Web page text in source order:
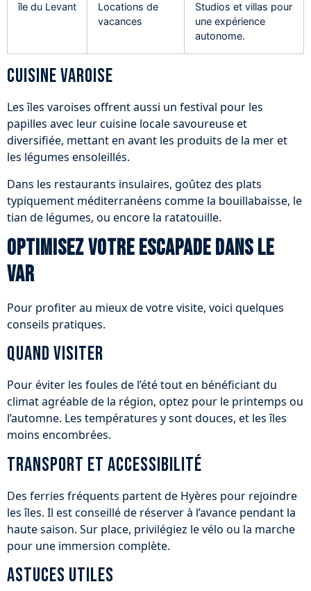
île du Levant
Locations de
vacances
Studios et villas pour
une expérience
autonome.
Cuisine varoise
Les îles varoises offrent aussi un festival pour les
papilles avec leur cuisine locale savoureuse et
diversifiée, mettant en avant les produits de la mer et
les légumes ensoleillés.
Dans les restaurants insulaires, goûtez des plats
typiquement méditerranéens comme la bouillabaisse, le
tian de légumes, ou encore la ratatouille.
Optimisez votre escapade dans le
Var
Pour profiter au mieux de votre visite, voici quelques
conseils pratiques.
Quand visiter
Pour éviter les foules de l’été tout en bénéficiant du
climat agréable de la région, optez pour le printemps ou
l’automne. Les températures y sont douces, et les îles
moins encombrées.
Transport et accessibilité
Des ferries fréquents partent de Hyères pour rejoindre
les îles. Il est conseillé de réserver à l’avance pendant la
haute saison. Sur place, privilégiez le vélo ou la marche
pour une immersion complète.
Astuces utiles